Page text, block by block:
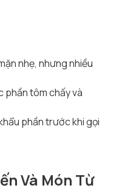
nhẹ, nhưng nhiều
phần tôm chấy và
phần trước khi gọi
Và Món Từ